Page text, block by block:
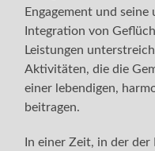
Engagement und
Integration von
Leistungen
Aktivitäten, die die
einer lebendigen,
beitragen.
In einer Zeit, in der